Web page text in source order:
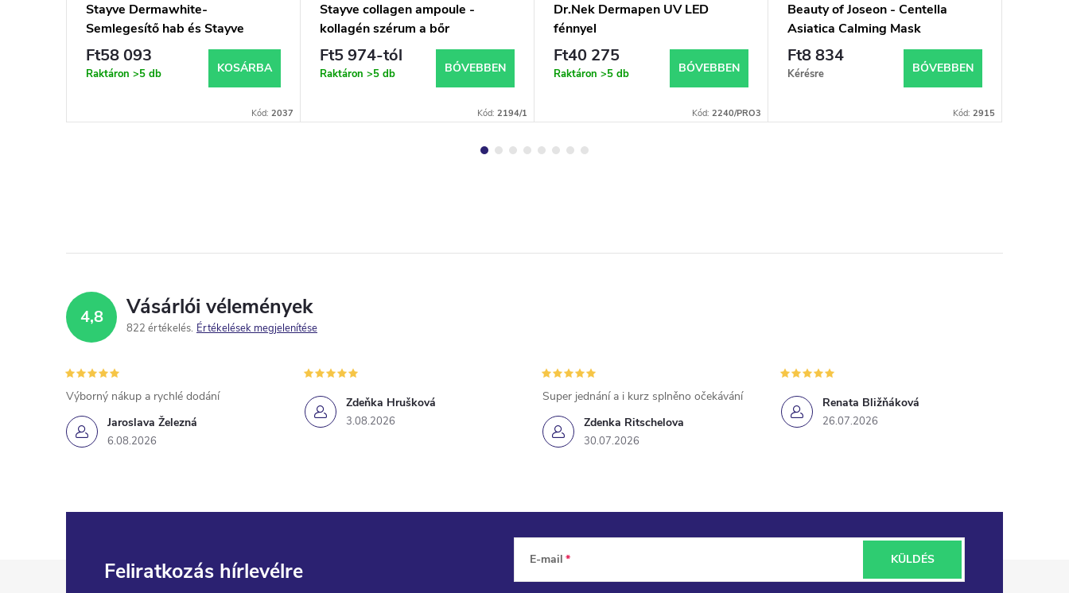
Stayve Dermawhite-
Semlegesítő hab és Stayve
Dermawhite- Hámlasztó gél-
készlet
Ft58 093
Raktáron >5 db KOSÁRBA
Kód: 2037
Stayve collagen ampoule -
kollagén szérum a bőr
revitalizálására és feszesítésére
Ft5 974-tól
Raktáron >5 db BŐVEBBEN
Kód: 2194/1
Dr.Nek Dermapen UV LED
fénnyel
Ft40 275
Raktáron >5 db BŐVEBBEN
Kód: 2240/PRO3
Beauty of Joseon - Centella
Asiatica Calming Mask
Ft8 834
Kérésre BŐVEBBEN
Kód: 2915
4,8 Vásárlói vélemények
822 értékelés Értékelések megjelenítése
Jaroslava Železná
6.08.2026
Výborný nákup a rychlé dodání Zdeňka Hrušková
3.08.2026 Zdenka Ritschelova
30.07.2026
Super jednání a i kurz splněno očekávání Renata Bližňáková
26.07.2026
Feliratkozás hírlevélre E-mail KÜLDÉS